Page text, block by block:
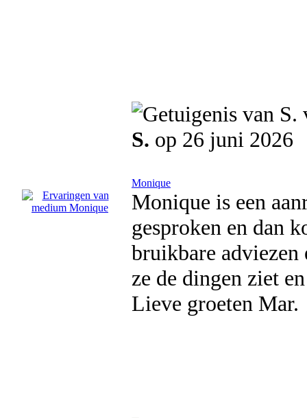
S. op 26 juni 2026
Monique
Monique is een
gesproken en dan
bruikbare
ze de dingen ziet
Lieve groeten Mar.